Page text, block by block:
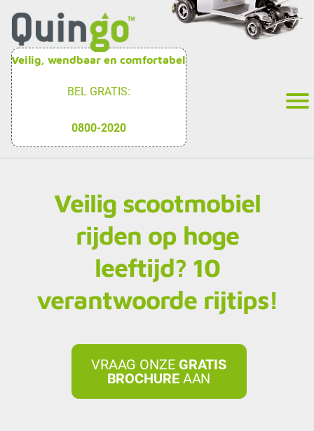
Veilig, wendbaar en comfortabel
BEL GRATIS:
0800-2020
Veilig scootmobiel
rijden op hoge
leeftijd? 10
verantwoorde rijtips!
VRAAG ONZE GRATIS
BROCHUREAAN